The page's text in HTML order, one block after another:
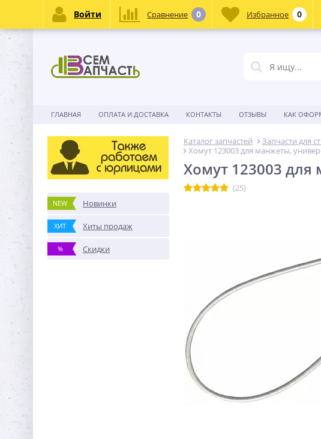
ГЛАВНАЯ ОПЛАТА И ДОСТАВКА КОНТАКТЫ ОТЗЫВЫ КАК
NEW Новинки
ХИТ Хиты продаж
% Скидки
Каталог запчастей Запчасти для
Хомут 123003 для манжеты,
Хомут 123003
(25)
Войти Сравнение 0 Избранное 0